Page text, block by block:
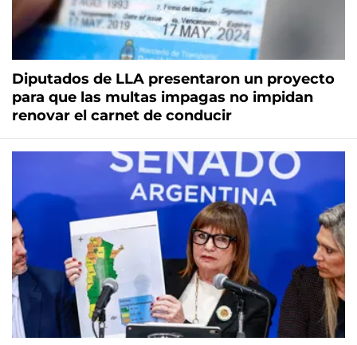
Diputados de LLA presentaron un proyecto
para que las multas impagas no impidan
renovar el carnet de conducir